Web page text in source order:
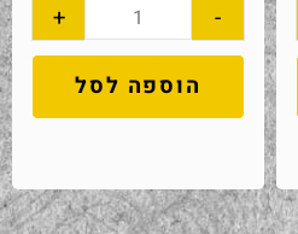
-
+
הוספה לסל